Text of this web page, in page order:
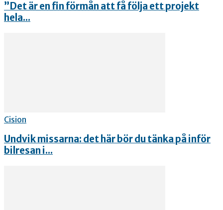
”Det är en fin förmån att få följa ett projekt
hela...
Cision
Undvik missarna: det här bör du tänka på inför
bilresan i...